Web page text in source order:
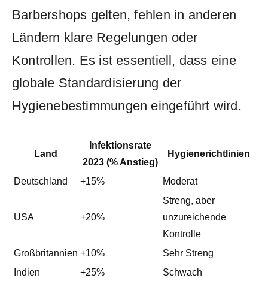
Barbershops​ gelten, fehlen in anderen​
Ländern klare Regelungen oder
Kontrollen. Es ist essentiell, dass eine
‌globale Standardisierung der
Hygienebestimmungen eingeführt wird.
Land
Infektionsrate
2023 (% Anstieg)
Hygienerichtlinien
Deutschland +15% Moderat
USA +20%
Streng, aber
unzureichende‍
Kontrolle
Großbritannien +10%
Sehr Streng
Indien
+25% Schwach